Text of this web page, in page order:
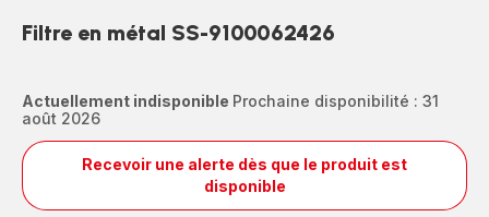
Filtre en métal SS-9100062426
Actuellement indisponible Prochaine disponibilité : 31
août 2026
Recevoir une alerte dès que le produit est
disponible
Filtre
en